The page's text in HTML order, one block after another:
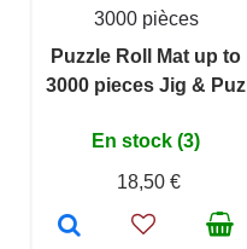
3000 pièces
Puzzle Roll Mat up to
3000 pieces Jig & Puz
En stock (3)
18,50 €